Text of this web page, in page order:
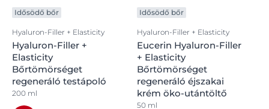
Idősödő bőr
Hyaluron-Filler + Elasticity
Hyaluron-Filler +
Elasticity
Bőrtömörséget
regeneráló testápoló
200 ml
Idősödő bőr
Hyaluron-Filler + Elasticity
Eucerin Hyaluron-Filler
+ Elasticity
Bőrtömörséget
regeneráló éjszakai
krém öko-utántöltő
50 ml